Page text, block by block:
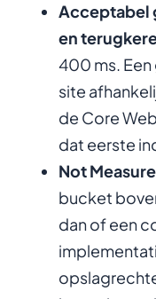
Acceptabel
en
400 ms.
site
de Core
dat eerste
Not
bucket
dan of een